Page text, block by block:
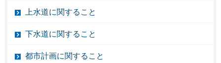
上水道に関すること
下水道に関すること
都市計画に関すること